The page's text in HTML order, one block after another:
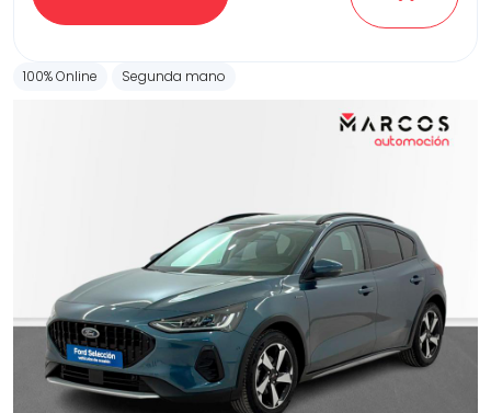
100% Online Segunda mano